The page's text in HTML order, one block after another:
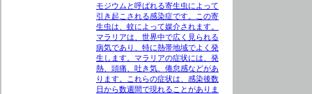
モジウムと呼ばれる寄生虫によって
引き起こされる感染症です。この寄
生虫は、蚊によって媒介されます。
マラリアは、世界中で広く見られる
病気であり、特に熱帯地域でよく発
生します。マラリアの症状には、発
熱、頭痛、吐き気、倦怠感などがあ
ります。これらの症状は、感染後数
日から数週間で現れることがありま